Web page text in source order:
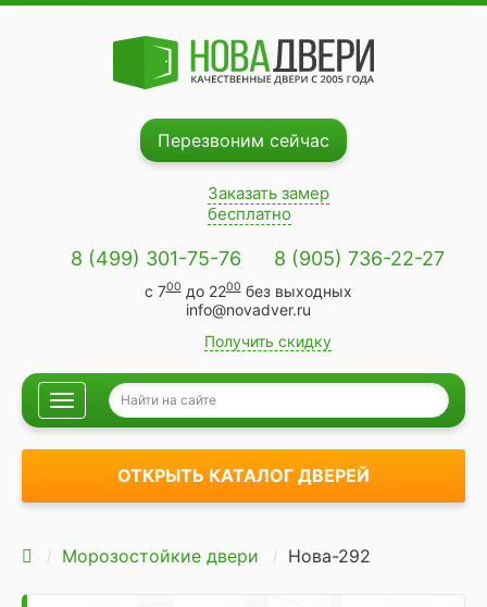
Перезвоним сейчас
Заказать замер
бесплатно
8 (499) 301-75-76 8 (905) 736-22-27
с 700до 2200без выходных
info@novadver.ru
Получить скидку
Навигация
ОТКРЫТЬ КАТАЛОГ ДВЕРЕЙ
Морозостойкие двери Нова-292